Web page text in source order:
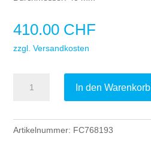
410.00 CHF
zzgl. Versandkosten
Compact
SMG/PDW
In den Warenkorb
Artikelnummer: FC768193